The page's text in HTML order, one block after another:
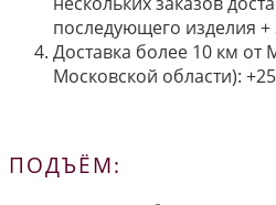
последующего изделия +
Доставка более 10 км от
Московской области):
ПОДЪЁМ: